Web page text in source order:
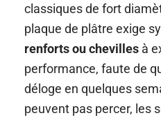
classiques de fort
plaque de plâtre exige
renforts ou chevilles à
performance, faute de
déloge en quelques
peuvent pas percer, les